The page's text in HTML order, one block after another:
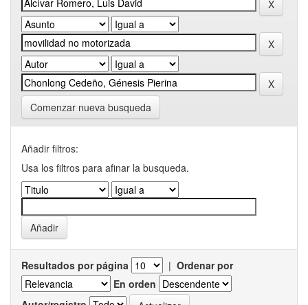
Comenzar nueva busqueda
Añadir filtros:
Usa los filtros para afinar la busqueda.
Resultados por página | Ordenar por
En orden